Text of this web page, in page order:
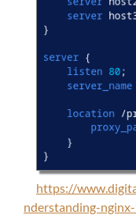
https://
nderstanding-